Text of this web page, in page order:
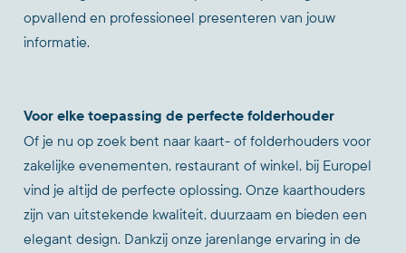
opvallend en professioneel presenteren van jouw
informatie.
Voor elke toepassing de perfecte folderhouder
Of je nu op zoek bent naar kaart- of folderhouders voor
zakelijke evenementen, restaurant of winkel, bij Europel
vind je altijd de perfecte oplossing. Onze kaarthouders
zijn van uitstekende kwaliteit, duurzaam en bieden een
elegant design. Dankzij onze jarenlange ervaring in de